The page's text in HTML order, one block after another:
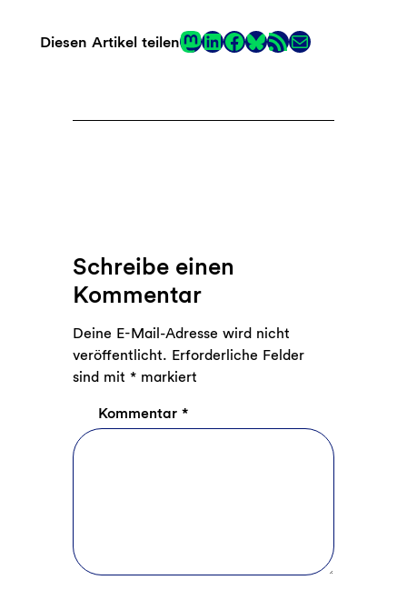
Diesen Artikel teilenMastodon
LinkedIn
Facebook
LinkRSS-Feed
E-Mail
Schreibe einen
Kommentar
Deine E-Mail-Adresse wird nicht
veröffentlicht. Erforderliche Felder
sind mit *markiert
Kommentar *